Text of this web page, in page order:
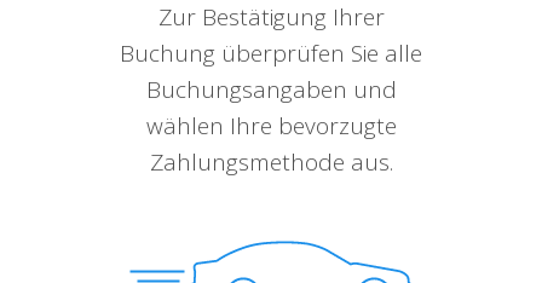
Zur Bestätigung Ihrer
Buchung überprüfen Sie alle
Buchungsangaben und
wählen Ihre bevorzugte
Zahlungsmethode aus.